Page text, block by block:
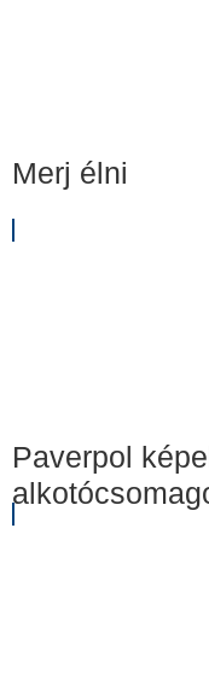
Merj élni
Paverpol